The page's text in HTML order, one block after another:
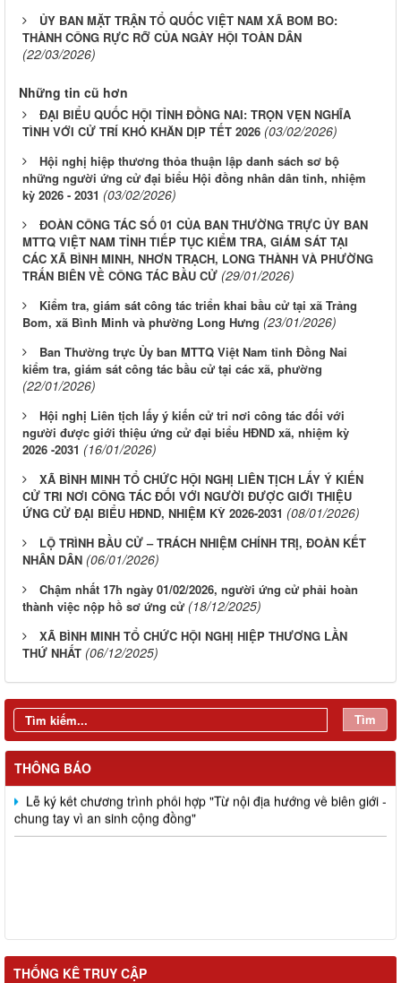
ỦY BAN MẶT TRẬN TỔ QUỐC VIỆT NAM XÃ BOM BO:
THÀNH CÔNG RỰC RỠ CỦA NGÀY HỘI TOÀN DÂN
(22/03/2026)
Những tin cũ hơn
ĐẠI BIỂU QUỐC HỘI TỈNH ĐỒNG NAI: TRỌN VẸN NGHĨA
TÌNH VỚI CỬ TRÍ KHÓ KHĂN DỊP TẾT 2026 (03/02/2026)
Hội nghị hiệp thương thỏa thuận lập danh sách sơ bộ
những người ứng cử đại biểu Hội đồng nhân dân tỉnh, nhiệm
kỳ 2026 - 2031 (03/02/2026)
ĐOÀN CÔNG TÁC SỐ 01 CỦA BAN THƯỜNG TRỰC ỦY BAN
MTTQ VIỆT NAM TỈNH TIẾP TỤC KIỂM TRA, GIÁM SÁT TẠI
CÁC XÃ BÌNH MINH, NHƠN TRẠCH, LONG THÀNH VÀ PHƯỜNG
TRẤN BIÊN VỀ CÔNG TÁC BẦU CỬ (29/01/2026)
Kiểm tra, giám sát công tác triển khai bầu cử tại xã Trảng
Bom, xã Bình Minh và phường Long Hưng (23/01/2026)
Ban Thường trực Ủy ban MTTQ Việt Nam tỉnh Đồng Nai
kiểm tra, giám sát công tác bầu cử tại các xã, phường
(22/01/2026)
Hội nghị Liên tịch lấy ý kiến cử tri nơi công tác đối với
người được giới thiệu ứng cử đại biểu HĐND xã, nhiệm kỳ
2026 -2031 (16/01/2026)
XÃ BÌNH MINH TỔ CHỨC HỘI NGHỊ LIÊN TỊCH LẤY Ý KIẾN
CỬ TRI NƠI CÔNG TÁC ĐỐI VỚI NGƯỜI ĐƯỢC GIỚI THIỆU
ỨNG CỬ ĐẠI BIỂU HĐND, NHIỆM KỲ 2026-2031 (08/01/2026)
LỘ TRÌNH BẦU CỬ – TRÁCH NHIỆM CHÍNH TRỊ, ĐOÀN KẾT
NHÂN DÂN (06/01/2026)
Chậm nhất 17h ngày 01/02/2026, người ứng cử phải hoàn
thành việc nộp hồ sơ ứng cử (18/12/2025)
XÃ BÌNH MINH TỔ CHỨC HỘI NGHỊ HIỆP THƯƠNG LẦN
THỨ NHẤT (06/12/2025)
Tìm
THÔNG BÁO
Đồng chí Nguyễn Tấn Phú dự, chỉ đạo Hội nghị giao ban công
tác Mặt trận quý I năm 2026 và ký kết giao ước thi đua của cụm
thi đua số 5
Lễ ký kết chương trình phối hợp "Từ nội địa hướng về biên giới -
chung tay vì an sinh cộng đồng"
THỐNG KÊ TRUY CẬP